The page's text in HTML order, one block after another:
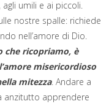
umili e ai piccoli.
nostre spalle: richiede
nell’amore di Dio.
che ricopriamo, è
misericordioso
mitezza. Andare a
anzitutto apprendere